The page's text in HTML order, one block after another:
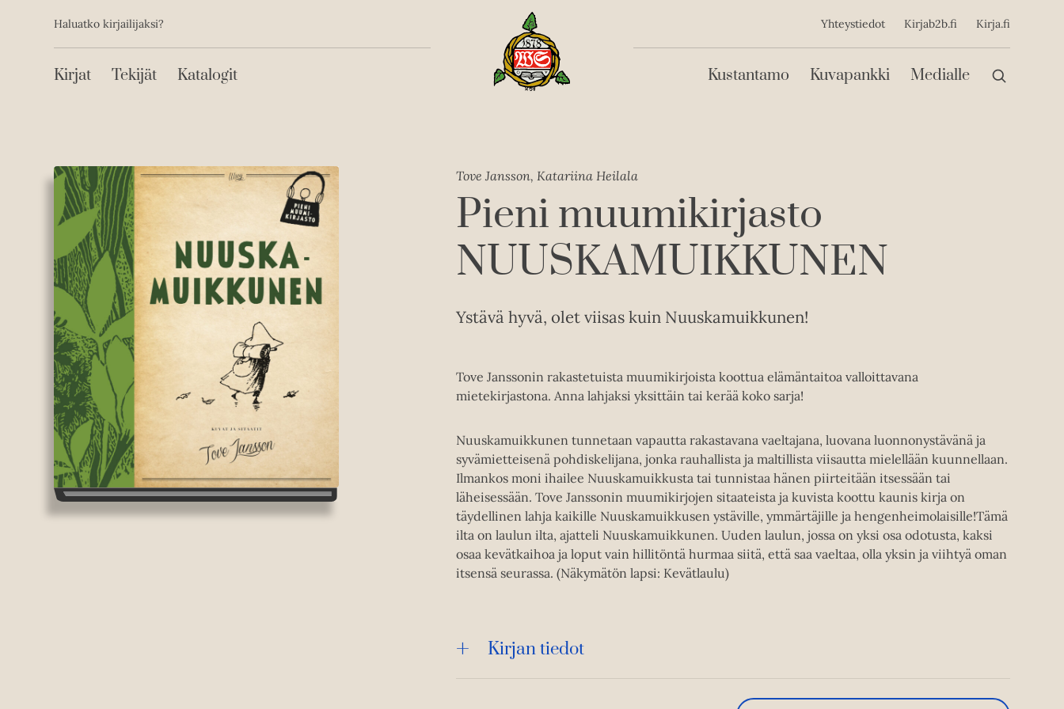
sisältöönToissijainen
Haluatko kirjailijaksi?
Päävalikko
Kirjat Tekijät Katalogit
Yhteystiedot Kirjab2b.fi Kirja.fi
Päävalikko
Kustantamo Kuvapankki Medialle
Tove Jansson, Katariina Heilala
Pieni muumikirjasto
NUUSKAMUIKKUNEN
Ystävä hyvä, olet viisas kuin Nuuskamuikkunen!
Tove Janssonin rakastetuista muumikirjoista koottua elämäntaitoa valloittavana
mietekirjastona. Anna lahjaksi yksittäin tai kerää koko sarja!
Nuuskamuikkunen tunnetaan vapautta rakastavana vaeltajana, luovana luonnonystävänä ja
syvämietteisenä pohdiskelijana, jonka rauhallista ja maltillista viisautta mielellään kuunnellaan.
Ilmankos moni ihailee Nuuskamuikkusta tai tunnistaa hänen piirteitään itsessään tai
läheisessään. Tove Janssonin muumikirjojen sitaateista ja kuvista koottu kaunis kirja on
täydellinen lahja kaikille Nuuskamuikkusen ystäville, ymmärtäjille ja hengenheimolaisille!Tämä
ilta on laulun ilta, ajatteli Nuuskamuikkunen. Uuden laulun, jossa on yksi osa odotusta, kaksi
osaa kevätkaihoa ja loput vain hillitöntä hurmaa siitä, että saa vaeltaa, olla yksin ja viihtyä oman
itsensä seurassa. (Näkymätön lapsi: Kevätlaulu)
Kirjan tiedot